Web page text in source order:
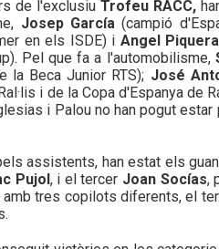
de l'exclusiu Trofeu RACC,
Josep García(campió
en els ISDE) i Angel
Pel que fa a l'automobilisme,
la Beca Junior RTS); José
i de la Copa d'Espanya de
i Palou no han pogut
assistents, han estat els
Pujol , i el tercer Joan Socías,
amb tres copilots diferents, el